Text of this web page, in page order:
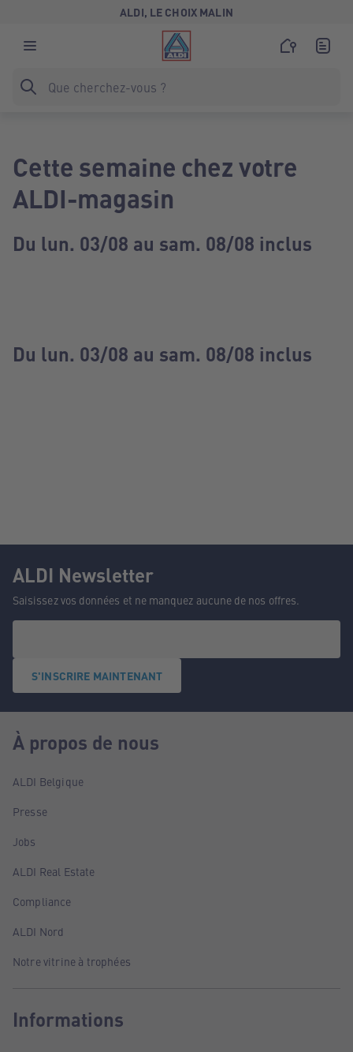
ALDI, LE CHOIX MALIN
Cette semaine chez votre
ALDI-magasin
Du lun. 03/08 au sam. 08/08 inclus
Du lun. 03/08 au sam. 08/08 inclus
ALDI Newsletter
Saisissez vos données et ne manquez aucune de nos offres.
S'INSCRIRE MAINTENANT
À propos de nous
ALDI Belgique
Presse
Jobs
ALDI Real Estate
Compliance
ALDI Nord
Notre vitrine à trophées
Informations